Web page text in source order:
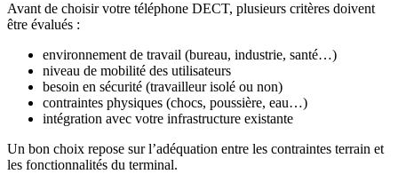
Avant de choisir votre téléphone DECT, plusieurs critères doivent
être évalués :
environnement de travail (bureau, industrie, santé…)
niveau de mobilité des utilisateurs
besoin en sécurité (travailleur isolé ou non)
contraintes physiques (chocs, poussière, eau…)
intégration avec votre infrastructure existante
Un bon choix repose sur l’adéquation entre les contraintes terrain et
les fonctionnalités du terminal.